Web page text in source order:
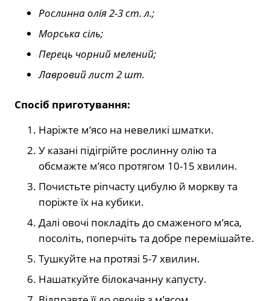
Рослинна олія 2-3 ст. л.;
Морська сіль;
Перець чорний мелений;
Лавровий лист 2 шт.
Спосіб приготування:
Наріжте м’ясо на невеликі шматки.
У казані підігрійте рослинну олію та
обсмажте м’ясо протягом 10-15 хвилин.
Почистьте ріпчасту цибулю й моркву та
поріжте їх на кубики.
Далі овочі покладіть до смаженого м’яса,
посоліть, поперчіть та добре перемішайте.
Тушкуйте на протязі 5-7 хвилин.
Нашаткуйте білокачанну капусту.